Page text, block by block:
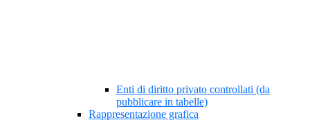
Enti di diritto privato controllati (da
pubblicare in tabelle)
Rappresentazione grafica